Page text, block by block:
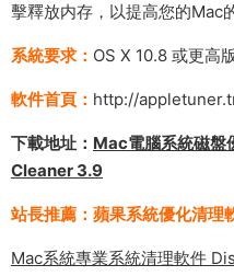
擊釋放内存，以提高您的Mac
系統要求： OS X 10.8 或更高
軟件首頁： http://
下載地址： Mac電腦系統磁盤
Cleaner 3.9
站長推薦：蘋果系統優化清理
Mac系統專業系統清理軟件